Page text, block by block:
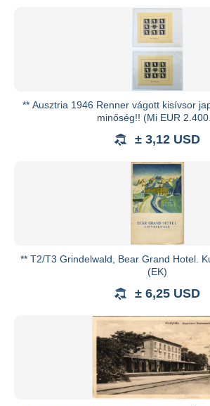
** Ausztria 1946 Renner vágott kisívsor
minőség!! (Mi EUR
± 3,12 USD
** T2/T3 Grindelwald, Bear Grand Hotel.
(EK)
± 6,25 USD